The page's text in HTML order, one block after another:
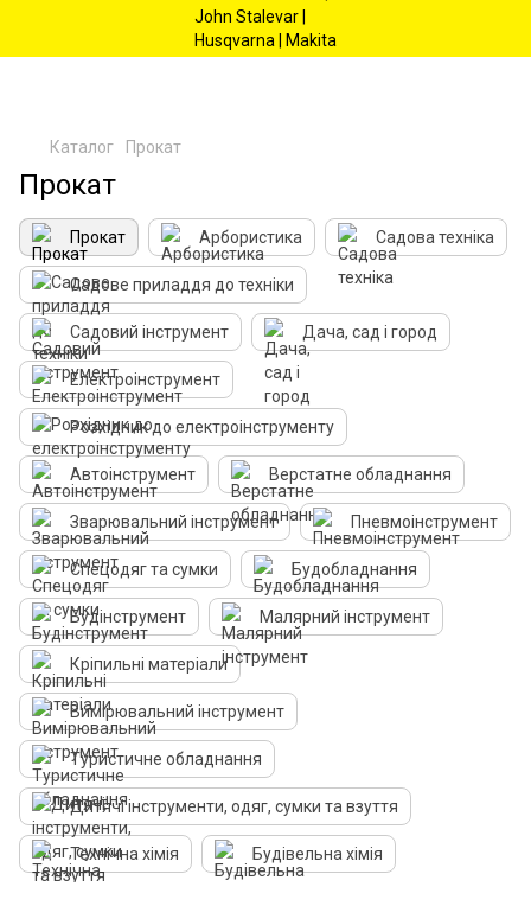
Каталог Прокат
Прокат
Прокат Арбористика Садова техніка
Садове приладдя до техніки
Садовий інструмент Дача, сад і город
Електроінструмент
Розхідник до електроінструменту
Автоінструмент Верстатне обладнання
Зварювальний інструмент Пневмоінструмент
Спецодяг та сумки Будобладнання
Будінструмент Малярний інструмент
Кріпильні матеріали
Вимірювальний інструмент
Туристичне обладнання
Дитячі інструменти, одяг, сумки та взуття
Технічна хімія Будівельна хімія